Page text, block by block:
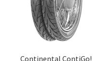
Continental ContiGo!